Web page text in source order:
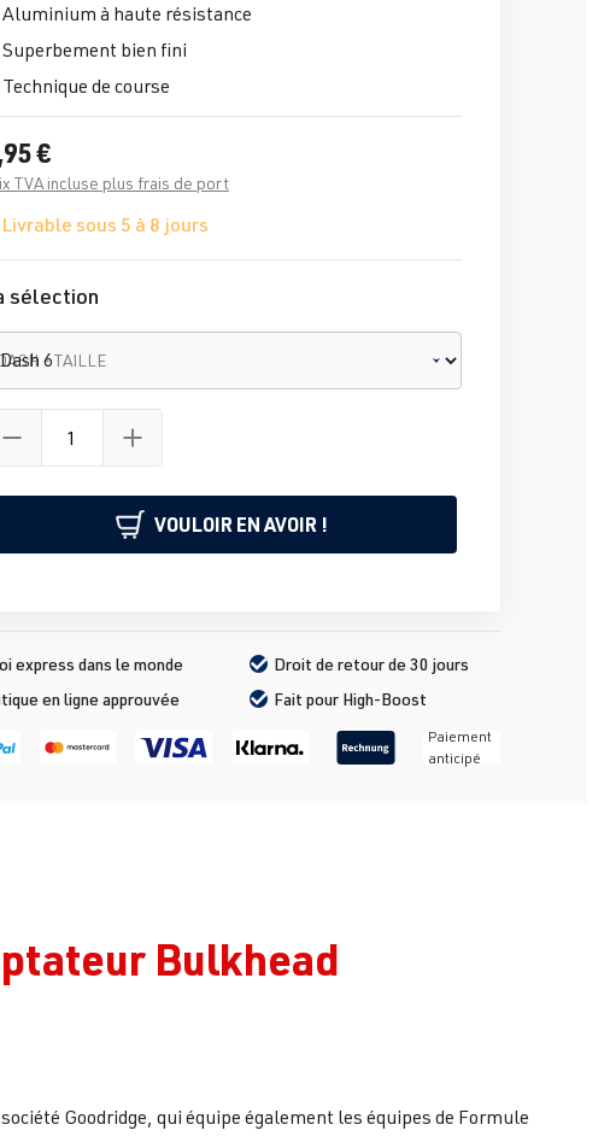
Aluminium à haute résistance
Superbement bien fini
Technique de course
€
TVA incluse plus frais de port
Livrable sous 5 à 8 jours
sélection
- TAILLE
VOULOIR EN AVOIR !
express dans le monde
Droit de retour de 30 jours
en ligne approuvée
Fait pour High-Boost
Paiement
anticipé
Bulkhead
Goodridge, qui équipe également les équipes de Formule